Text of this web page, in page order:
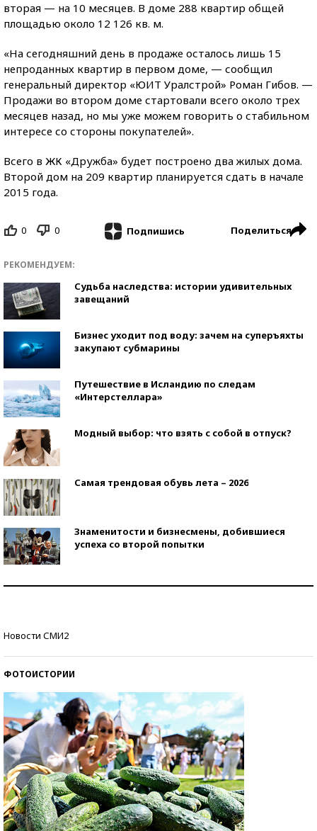
вторая — на 10 месяцев. В доме 288 квартир общей
площадью около 12 126 кв. м.
«На сегодняшний день в продаже осталось лишь 15
непроданных квартир в первом доме, — сообщил
генеральный директор «ЮИТ Уралстрой» Роман Гибов. —
Продажи во втором доме стартовали всего около трех
месяцев назад, но мы уже можем говорить о стабильном
интересе со стороны покупателей».
Всего в ЖК «Дружба» будет построено два жилых дома.
Второй дом на 209 квартир планируется сдать в начале
2015 года.
0 0 Подпишись Поделиться
РЕКОМЕНДУЕМ:
Судьба наследства: истории удивительных
завещаний
Бизнес уходит под воду: зачем на суперъяхты
закупают субмарины
Путешествие в Исландию по следам
«Интерстеллара»
Модный выбор: что взять с собой в отпуск?
Самая трендовая обувь лета – 2026
Знаменитости и бизнесмены, добившиеся
успеха со второй попытки
Новости СМИ2
ФОТОИСТОРИИ